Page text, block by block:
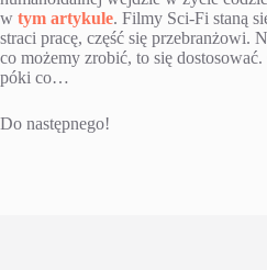
w tym artykule. Filmy Sci-Fi staną
straci pracę, część się przebranżowi.
co możemy zrobić, to się
póki co…
Do następnego!